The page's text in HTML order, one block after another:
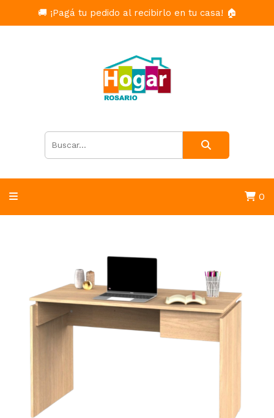
🚚 ¡Pagá tu pedido al recibirlo en tu casa! 🏠
0